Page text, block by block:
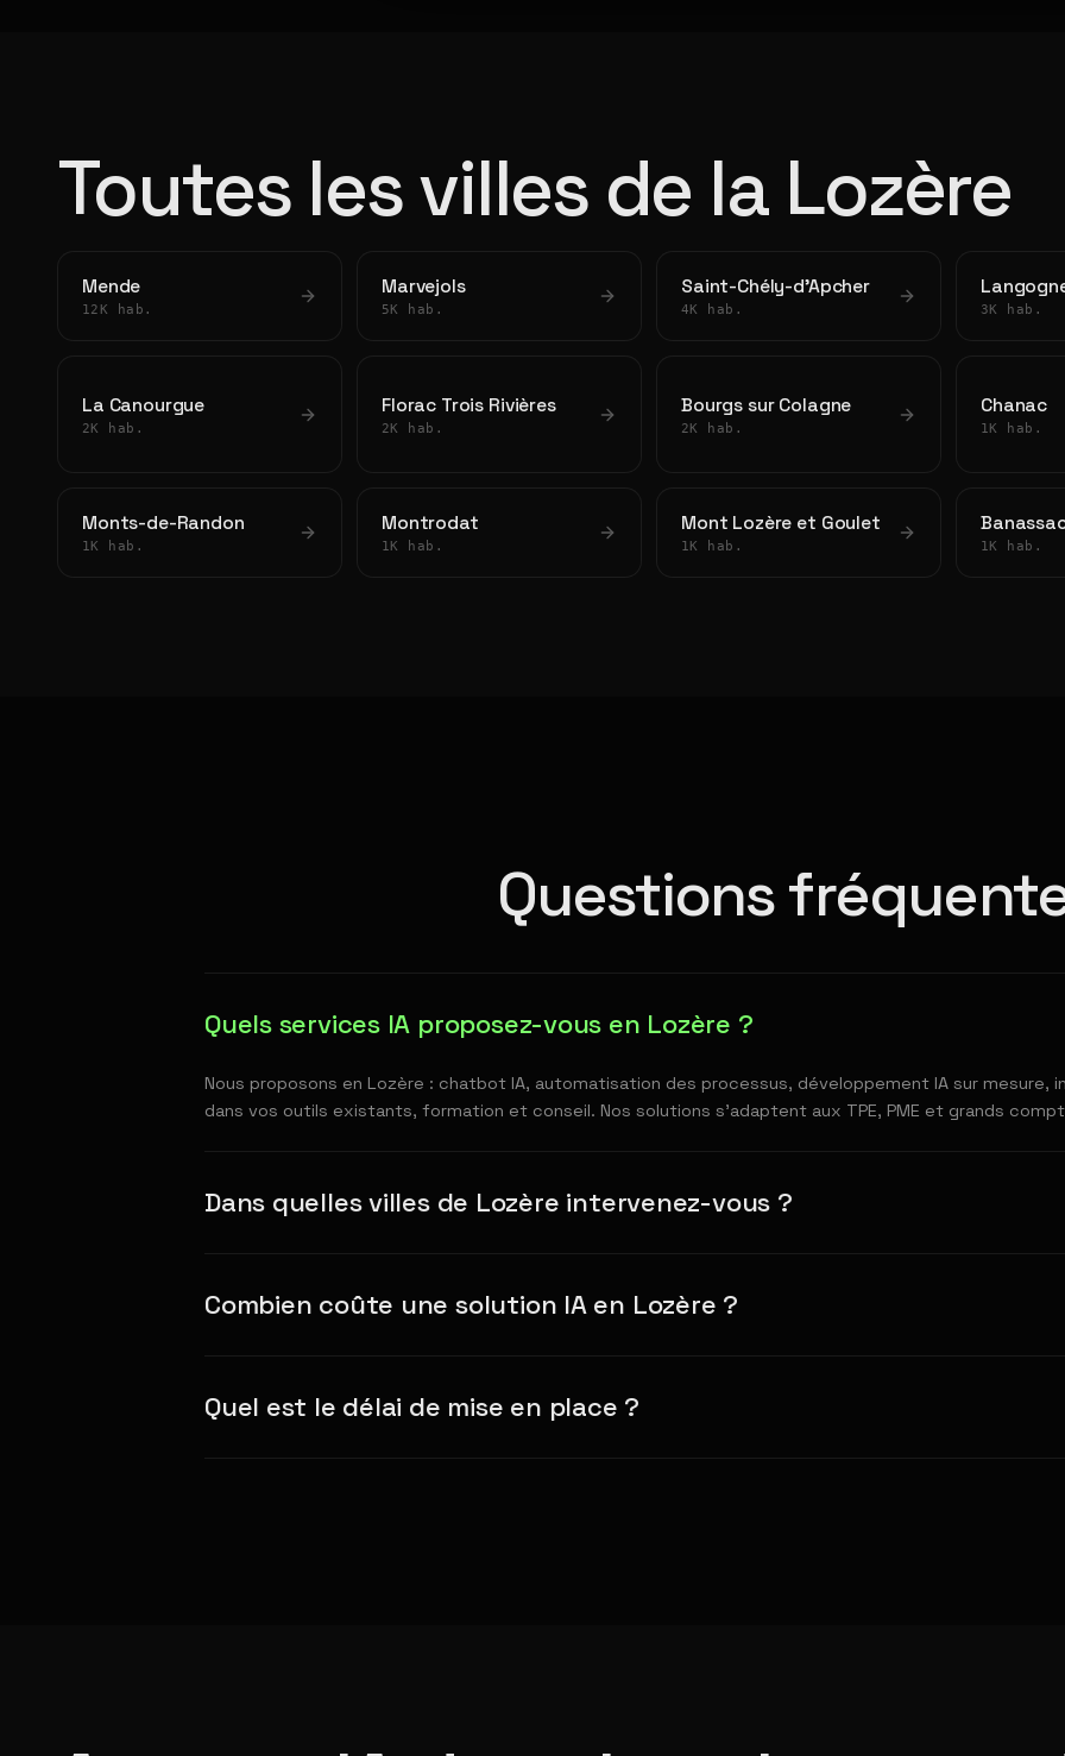
Toutes les villes de la Lozère
Mende
12K hab.
Marvejols
5K hab.
Saint-Chély-d'Apcher
4K hab. 3K hab.
La Canourgue
2K hab.
Florac Trois Rivières
2K hab.
Bourgs sur Colagne
2K hab.
Chanac
1K hab.
Monts-de-Randon
1K hab.
Montrodat
1K hab.
Mont Lozère et Goulet
1K hab. 1K hab.
Questions
Quels services IA proposez-vous en Lozère ?
Nous proposons en Lozère : chatbot IA, automatisation des processus, développement IA sur mesure,
dans vos outils existants, formation et conseil. Nos solutions s'adaptent aux TPE, PME et grands
Dans quelles villes de Lozère intervenez-vous ?
Combien coûte une solution IA en Lozère ?
Quel est le délai de mise en place ?